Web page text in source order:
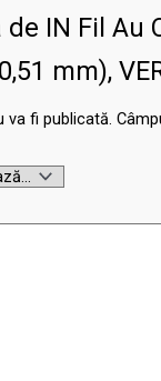
de IN Fil Au
mm),
va fi publicată.